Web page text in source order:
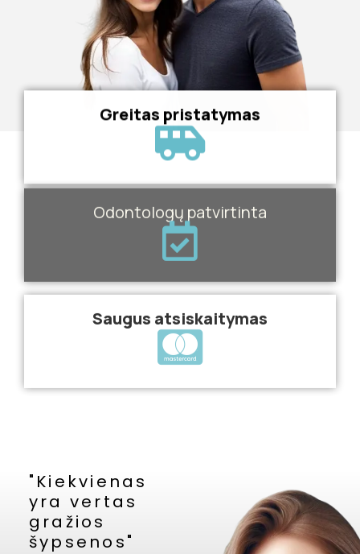
Greitas pristatymas
Odontologų patvirtinta
"Kiekvienas
yra vertas
gražios
šypsenos"